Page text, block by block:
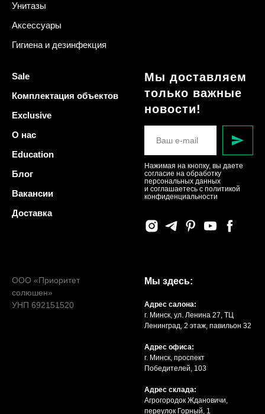
Унитазы
Аксессуары
Гигиена и дезинфекция
Sale
Комплектация объектов
Exclusive
О нас
Education
Блог
Вакансии
Доставка
Мы доставляем
только важные
новости!
Нажимая на кнопку, вы даете
согласие на обработку
персональных данных
и соглашаетесь c политикой
конфиденциальности
ООО «Приоритет
солюшен»
УНП 692151520
Мы здесь:
Адрес салона:
г. Минск, ул. Ленина 27, ТЦ
Ленинград, 2 этаж, павильон 32
Адрес офиса:
г. Минск, проспект
Победителей, 103
Адрес склада:
Агрогородок Ждановичи,
переулок Горный, 1